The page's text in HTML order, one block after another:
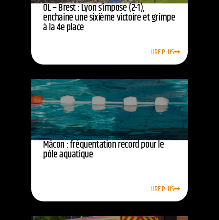
OL – Brest : Lyon s’impose (2-1),
enchaîne une sixième victoire et grimpe
à la 4e place
LIRE PLUS
Mâcon : fréquentation record pour le
pôle aquatique
LIRE PLUS